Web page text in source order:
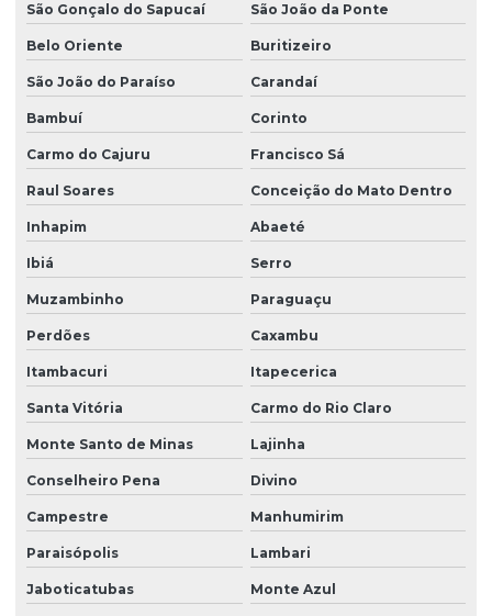
São Gonçalo do Sapucaí São João da Ponte
Belo Oriente Buritizeiro
São João do Paraíso Carandaí
Bambuí Corinto
Carmo do Cajuru Francisco Sá
Raul Soares Conceição do Mato Dentro
Inhapim Abaeté
Ibiá Serro
Muzambinho Paraguaçu
Perdões Caxambu
Itambacuri Itapecerica
Santa Vitória Carmo do Rio Claro
Monte Santo de Minas Lajinha
Conselheiro Pena Divino
Campestre Manhumirim
Paraisópolis Lambari
Jaboticatubas Monte Azul